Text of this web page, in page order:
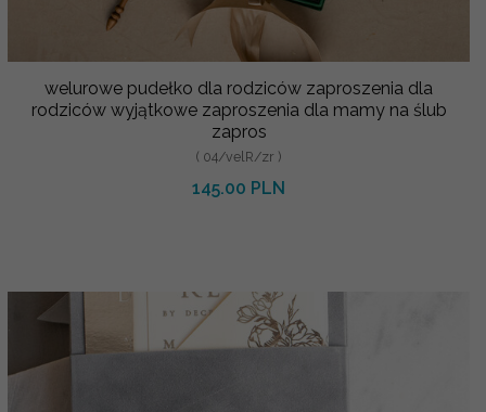
welurowe pudełko dla rodziców zaproszenia dla
rodziców wyjątkowe zaproszenia dla mamy na ślub
zapros
( 04/velR/zr )
145.00 PLN